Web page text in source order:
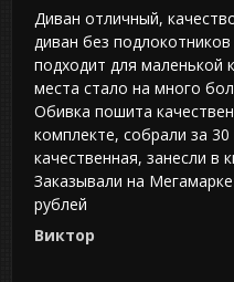
Диван отличный,
диван без
подходит для маленькой
места стало на много
Обивка пошита
комплекте, собрали за
качественная, занесли в
Заказывали на
рублей
Виктор